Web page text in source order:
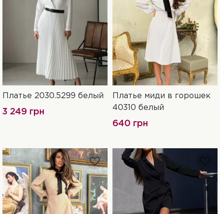
XXL-3XL L-XL S-M
Платье 2030.5299 белый
3 249 грн
42 44 46
Платье миди в горошек
40310 белый
640 грн